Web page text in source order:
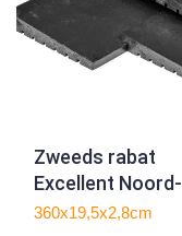
Zweeds rabat
Excellent Noord-
Europees vuren
360x19,5x2,8cm